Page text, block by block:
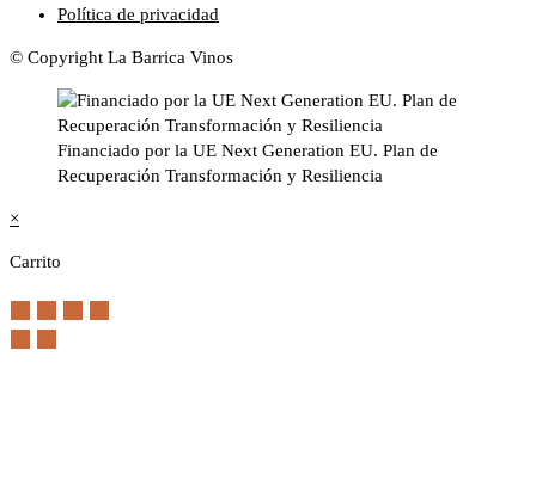
Política de privacidad
© Copyright La Barrica Vinos
Financiado por la UE Next Generation EU. Plan de
Recuperación Transformación y Resiliencia
×
Carrito